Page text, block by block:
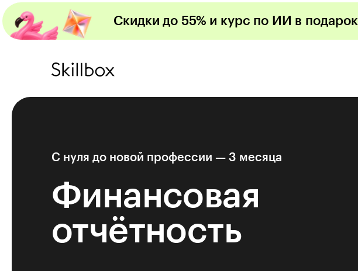
Скидки до 55% и курс по ИИ в подарок
Финансовая
отчётность
С нуля до новой профессии — 3 месяца